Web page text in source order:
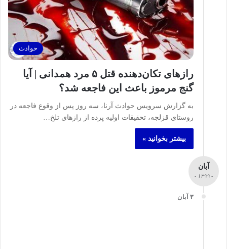
حوادث
رازهای تکان‌دهنده قتل ۵ مرد همدانی | آیا
گنج مرموز باعث این فاجعه شد؟
به گزارش سرویس حوادث آرنا، سه روز پس از وقوع فاجعه در
روستای قزلجه، تحقیقات اولیه پرده از رازهای تلخ…
بیشتر بخوانید »
آبان
- ۱۳۹۹ -
۳ آبان